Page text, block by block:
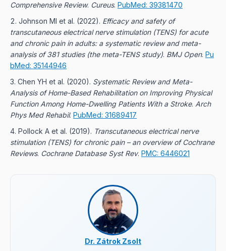
Comprehensive Review. Cureus. PubMed: 39381470
Johnson MI et al. (2022). Efficacy and safety of
transcutaneous electrical nerve stimulation (TENS) for acute
and chronic pain in adults: a systematic review and meta-
analysis of 381 studies (the meta-TENS study). BMJ Open. Pu
bMed: 35144946
Chen YH et al. (2020). Systematic Review and Meta-
Analysis of Home-Based Rehabilitation on Improving Physical
Function Among Home-Dwelling Patients With a Stroke. Arch
Phys Med Rehabil. PubMed: 31689417
Pollock A et al. (2019). Transcutaneous electrical nerve
stimulation (TENS) for chronic pain – an overview of Cochrane
Reviews. Cochrane Database Syst Rev. PMC: 6446021
Dr. Zátrok Zsolt